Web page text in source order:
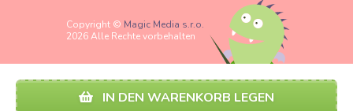
IN DEN WARENKORB LEGEN
Copyright © Magic Media s.r.o.
2026 Alle Rechte vorbehalten